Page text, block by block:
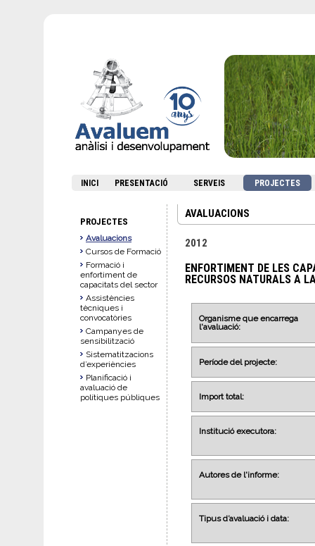
INICI PRESENTACIÓ SERVEIS PROJECTES
PROJECTES
Avaluacions
Cursos de Formació
Formació i
enfortiment de
capacitats del sector
Assistències
tècniques i
convocatòries
Campanyes de
sensibilització
Sistematitzacions
d’experiències
Planificació i
avaluació de
polítiques públiques
AVALUACIONS
2012
ENFORTIMENT DE LES
RECURSOS NATURALS A
Organisme que encarrega
l'avaluació:
Període del projecte:
Import total:
Institució executora:
Autores de l'informe:
Tipus d’avaluació i data: